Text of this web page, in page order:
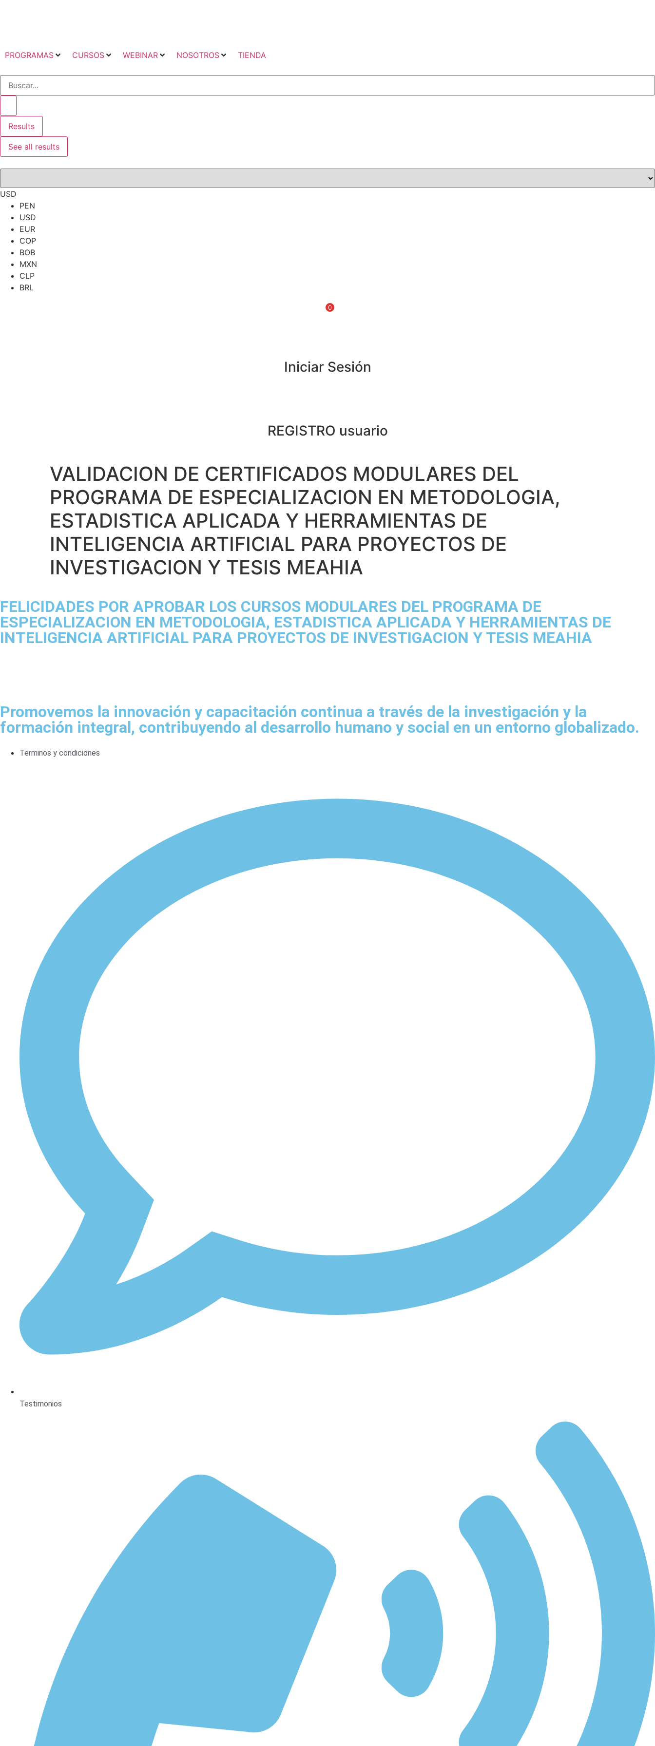
PROGRAMAS CURSOS WEBINAR NOSOTROS TIENDA
Results
See all results
USD
PEN
USD
EUR
COP
BOB
MXN
CLP
BRL
0
Iniciar Sesión
REGISTRO usuario
VALIDACION DE CERTIFICADOS MODULARES DEL
PROGRAMA DE ESPECIALIZACION EN METODOLOGIA,
ESTADISTICA APLICADA Y HERRAMIENTAS DE
INTELIGENCIA ARTIFICIAL PARA PROYECTOS DE
INVESTIGACION Y TESIS MEAHIA
FELICIDADES POR APROBAR LOS CURSOS MODULARES DEL PROGRAMA DE
ESPECIALIZACION EN METODOLOGIA, ESTADISTICA APLICADA Y HERRAMIENTAS DE
INTELIGENCIA ARTIFICIAL PARA PROYECTOS DE INVESTIGACION Y TESIS MEAHIA
Promovemos la innovación y capacitación continua a través de la investigación y la
formación integral, contribuyendo al desarrollo humano y social en un entorno globalizado.
Terminos y condiciones
Testimonios